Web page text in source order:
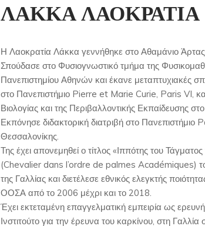
ΛΑΚΚΑ ΛΑΟΚΡΑΤΙΑ
Η Λαοκρατία Λάκκα γεννήθηκε στο Αθαμάνιο Άρτας
Σπούδασε στο Φυσιογνωστικό τμήμα της
Πανεπιστημίου Αθηνών και έκανε μεταπτυχιακές
στο Πανεπιστήμιο Pierre et Marie Curie, Paris VI,
Βιολογίας και της Περιβαλλοντικής Εκπαίδευσης
Εκπόνησε διδακτορική διατριβή στο Πανεπιστήμιο
Θεσσαλονίκης.
Της έχει απονεμηθεί ο τίτλος «Ιππότης του
(Chevalier dans l’ordre de palmes Académiques)
της Γαλλίας και διετέλεσε εθνικός ελεγκτής
ΟΟΣΑ από το 2006 μέχρι και το 2018.
Έχει εκτεταμένη επαγγελματική εμπειρία ως
Ινστιτούτο για την έρευνα του καρκίνου, στη